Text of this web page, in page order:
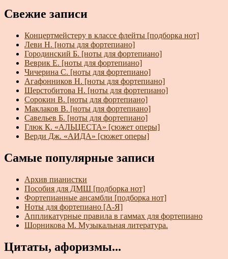
Свежие записи
Концертмейстеру в классе флейты [подборка нот]
Леви Н. [ноты для фортепиано]
Городинский Б. [ноты для фортепиано]
Веврик Е. [ноты для фортепиано]
Чичерина С. [ноты для фортепиано]
Агафонников Н. [ноты для фортепиано]
Шерстобитова Н. [ноты для фортепиано]
Сорокин В. [ноты для фортепиано]
Маклаков В. [ноты для фортепиано]
Савельев Б. [ноты для фортепиано]
Глюк К. «АЛЬЦЕСТА» [сюжет оперы]
Верди Дж. «АИДА» [сюжет оперы]
Самые популярные записи
Архив пианистки
Пособия для ДМШ [подборка нот]
Фортепианные ансамбли [подборка нот]
Ноты для фортепиано [А-Я]
Аппликатурные правила в гаммах для фортепиано
Шорникова М. Музыкальная литература.
Цитаты, афоризмы...